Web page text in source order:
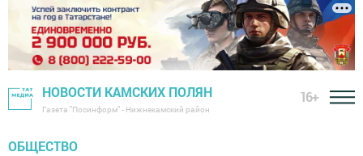
НОВОСТИ КАМСКИХ ПОЛЯН
Газета "Посинформ" - Нижнекамский район
16+
ОБЩЕСТВО